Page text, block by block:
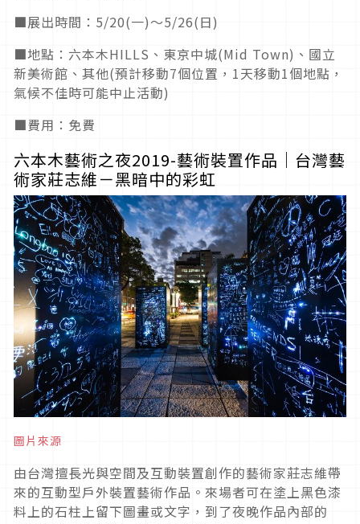
■展出時間：5/20(一)～5/26(日)
■地點：六本木HILLS、東京中城(Mid Town)、國立
新美術館、其他(預計移動7個位置，1天移動1個地點，
氣候不佳時可能中止活動)
■費用：免費
六本木藝術之夜2019-藝術裝置作品│台灣藝
術家莊志維－黑暗中的彩虹
圖片來源
由台灣擅長光與空間及互動裝置創作的藝術家莊志維帶
來的互動型戶外裝置藝術作品。來場者可在塗上黑色漆
料上的石柱上留下圖畫或文字，到了夜晚作品內部的